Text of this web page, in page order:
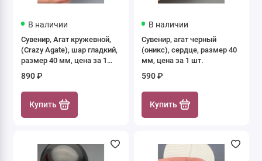
В наличии
Сувенир, Агат кружевной,
(Crazy Agate), шар гладкий,
размер 40 мм, цена за 1
890 ₽
Купить
В наличии
Сувенир, агат черный
(оникс), сердце, размер 40
мм, цена за 1 шт.
590 ₽
Купить